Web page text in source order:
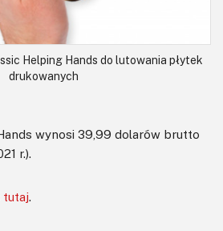
Helping Hands do lutowania płytek
drukowanych
wynosi 39,99 dolarów brutto
r.).
tutaj